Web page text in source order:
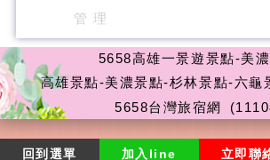
管 理
5658高雄一景遊景點-美
高雄景點-美濃景點-杉林景點-六龜
5658台灣旅宿網
回到選單 加入line 立即聯